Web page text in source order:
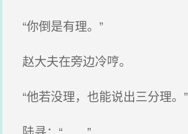
“你倒是有理。”
赵大夫在旁边冷哼。
“他若没理，也能说出三分理。”